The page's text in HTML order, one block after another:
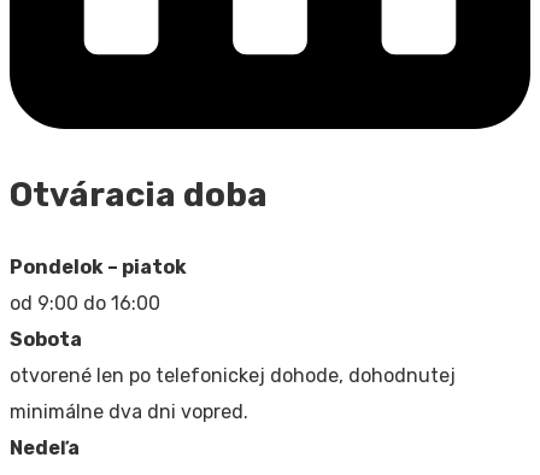
Otváracia doba
Pondelok – piatok
od 9:00 do 16:00
Sobota
otvorené len po telefonickej dohode, dohodnutej
minimálne dva dni vopred.
Nedeľa